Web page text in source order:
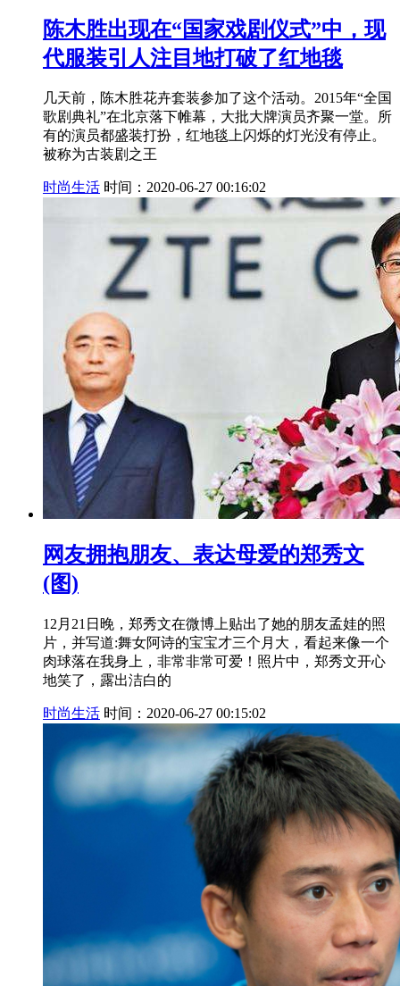
陈木胜出现在“国家戏剧仪式”中，现
代服装引人注目地打破了红地毯
几天前，陈木胜花卉套装参加了这个活动。2015年“全国
歌剧典礼”在北京落下帷幕，大批大牌演员齐聚一堂。所
有的演员都盛装打扮，红地毯上闪烁的灯光没有停止。
被称为古装剧之王
时尚生活 时间：2020-06-27 00:16:02
网友拥抱朋友、表达母爱的郑秀文
(图)
12月21日晚，郑秀文在微博上贴出了她的朋友孟娃的照
片，并写道:舞女阿诗的宝宝才三个月大，看起来像一个
肉球落在我身上，非常非常可爱！照片中，郑秀文开心
地笑了，露出洁白的
时尚生活 时间：2020-06-27 00:15:02